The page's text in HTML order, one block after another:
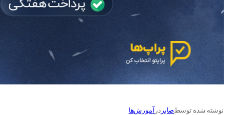
نوشته شده توسطصابردرآموزش‌ها